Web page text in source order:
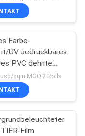
Farbe-
UV bedruckbares
PVC dehnte
250mic für
und im
aus
usd/sqm MOQ:2 Rolls
Film